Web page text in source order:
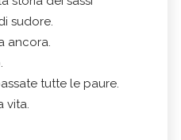
sudore.
ancora.
tutte le paure.
vita.